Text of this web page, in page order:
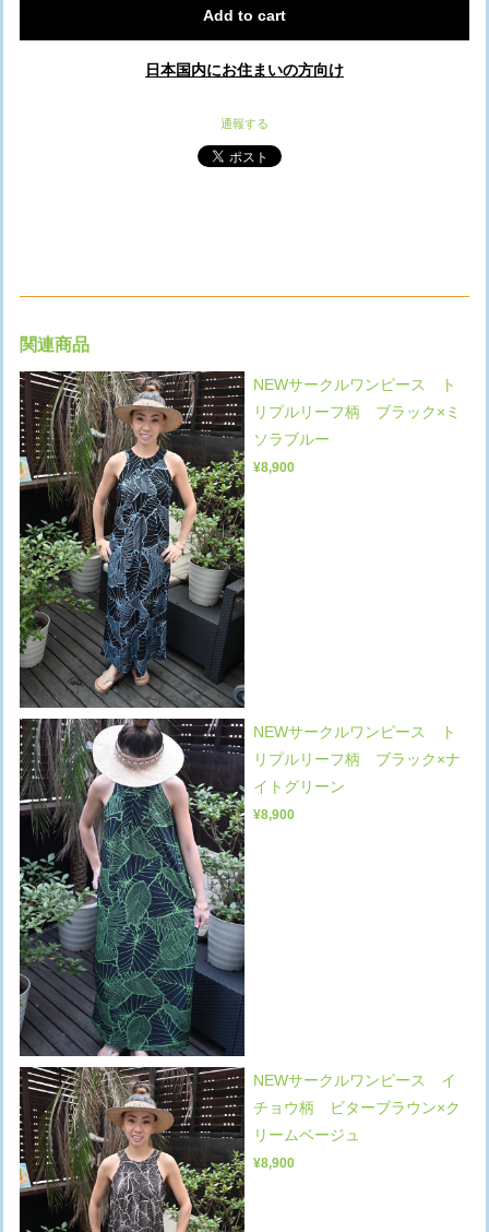
Add to cart
日本国内にお住まいの方向け
通報する
関連商品
NEWサークルワンピース ト
リプルリーフ柄 ブラック×ミ
ソラブルー
¥8,900
NEWサークルワンピース ト
リプルリーフ柄 ブラック×ナ
イトグリーン
¥8,900
NEWサークルワンピース イ
チョウ柄 ビターブラウン×ク
リームベージュ
¥8,900